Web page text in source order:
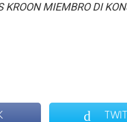
KROON MIEMBRO DI